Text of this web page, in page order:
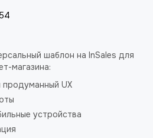
шаблон на InSales для
магазина:
UX
устройства